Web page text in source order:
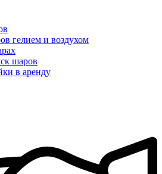
гелием и воздухом
шаров
в аренду